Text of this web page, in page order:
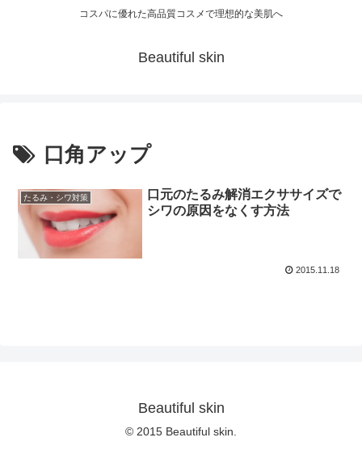
コスパに優れた高品質コスメで理想的な美肌へ
Beautiful skin
口角アップ
たるみ・シワ対策
口元のたるみ解消エクササイズで
シワの原因をなくす方法
2015.11.18
Beautiful skin
© 2015 Beautiful skin.